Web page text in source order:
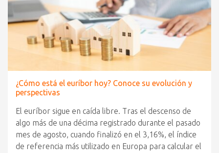
¿Cómo está el euríbor hoy? Conoce su evolución y
perspectivas
El euríbor sigue en caída libre. Tras el descenso de
algo más de una décima registrado durante el pasado
mes de agosto, cuando finalizó en el 3,16%, el índice
de referencia más utilizado en Europa para calcular el